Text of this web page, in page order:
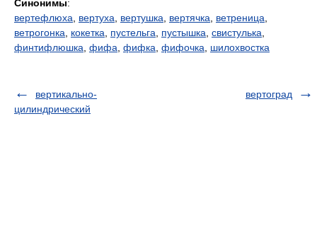
Синонимы:
вертефлюха
вертуха вертушка вертячка ветреница
ветрогонка
кокетка пустельга пустышка свистулька
финтифлюшка фифа фифка фифочка шилохвостка
вертикально-
цилиндрический
вертоград